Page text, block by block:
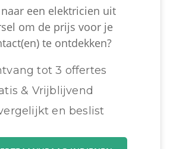
een elektricien uit
om de prijs voor je
te ontdekken?
tot 3 offertes
& Vrijblijvend
en beslist